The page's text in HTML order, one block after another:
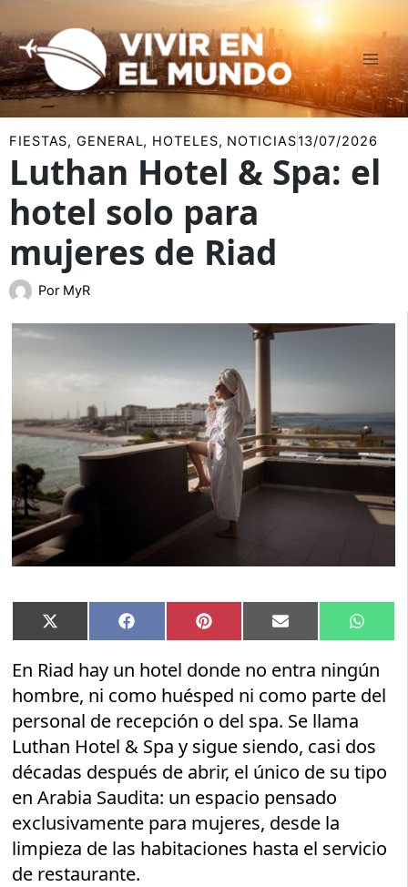
al
contenido
FIESTAS,GENERAL, HOTELES, NOTICIAS13/07/2026
Luthan Hotel & Spa: el
hotel solo para
mujeres de Riad
Por MyR
Compartir
en
X
(Twitter)
Compartir
en
Facebook Compartir
en
Pinterest Compartir
en
Email
en
En Riad hay un hotel donde no entra ningún
hombre, ni como huésped ni como parte del
personal de recepción o del spa. Se llama
Luthan Hotel & Spa y sigue siendo, casi dos
décadas después de abrir, el único de su tipo
en Arabia Saudita: un espacio pensado
exclusivamente para mujeres, desde la
limpieza de las habitaciones hasta el servicio
de restaurante.